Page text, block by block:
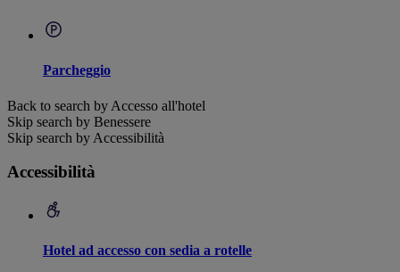
Parcheggio
Back to search by Accesso all'hotel
Skip search by Benessere
Skip search by Accessibilità
Accessibilità
Hotel ad accesso con sedia a rotelle